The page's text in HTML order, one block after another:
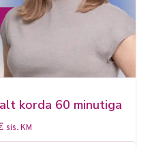
korda 60 minutiga
sis. KM